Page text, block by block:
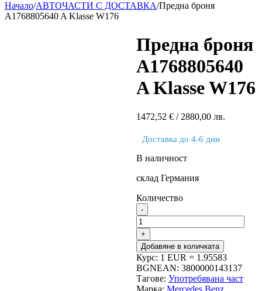
Начало/АВТОЧАСТИ С ДОСТАВКА/Предна броня
A1768805640 A Klasse W176
Предна броня
A1768805640
A Klasse W176
1472,52 €/ 2880,00 лв.
Доставка до 4-6 дни
В наличност
склад Германия
Количество
Добавяне в количката
Курс: 1 EUR = 1.95583
BGNEAN: 3800000143137
Тагове: Употребявана част
Марка: Mercedes Benz